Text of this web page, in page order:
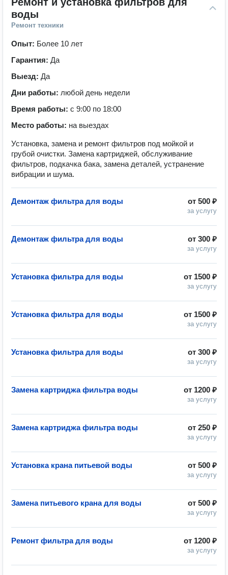
воды
Ремонт техники
Опыт: Более 10 лет
Гарантия: Да
Выезд: Да
Дни работы: любой день недели
Время работы: с 9:00 по 18:00
Место работы: на выездах
Установка, замена и ремонт фильтров под мойкой и
грубой очистки. Замена картриджей, обслуживание
фильтров, подкачка бака, замена деталей, устранение
вибрации и шума.
от 500 ₽
за услугу
Демонтаж фильтра для воды
от 300 ₽
за услугу
Демонтаж фильтра для воды
от 1500 ₽
за услугу
Установка фильтра для воды
от 1500 ₽
за услугу
Установка фильтра для воды
от 300 ₽
за услугу
Установка фильтра для воды
от 1200 ₽
за услугу
Замена картриджа фильтра воды
от 250 ₽
за услугу
Замена картриджа фильтра воды
от 500 ₽
за услугу
Установка крана питьевой воды
от 500 ₽
за услугу
Замена питьевого крана для воды
от 1200 ₽
за услугу
Ремонт фильтра для воды